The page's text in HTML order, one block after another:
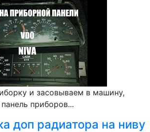
и засовываем в машину,
приборов...
доп радиатора на ниву